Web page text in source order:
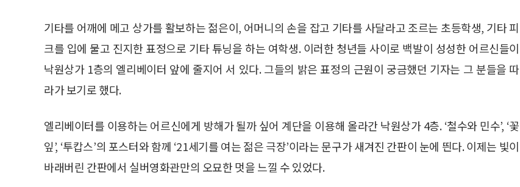
기타를 어깨에 메고 상가를 활보하는 젊은이, 어머니의 손을 잡고 기타를 사달라고 조르는 초등학생, 기타 피
크를 입에 물고 진지한 표정으로 기타 튜닝을 하는 여학생. 이러한 청년들 사이로 백발이 성성한 어르신들이
낙원상가 1층의 엘리베이터 앞에 줄지어 서 있다. 그들의 밝은 표정의 근원이 궁금했던 기자는 그 분들을 따
라가 보기로 했다.
엘리베이터를 이용하는 어르신에게 방해가 될까 싶어 계단을 이용해 올라간 낙원상가 4층. ‘철수와 민수’, ‘꽃
잎’, ‘투캅스’의 포스터와 함께 ‘21세기를 여는 젊은 극장’이라는 문구가 새겨진 간판이 눈에 띈다. 이제는 빛이
바래버린 간판에서 실버영화관만의 오묘한 멋을 느낄 수 있었다.